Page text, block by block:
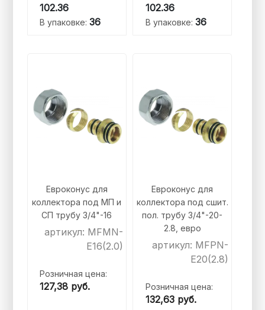
102.36
В упаковке:36
102.36
В упаковке: 36
Евроконус для
коллектора под МП и
СП трубу 3/4"-16
артикул: MFMN-
E16(2.0)
Розничная цена:
127,38 руб.
Евроконус для
коллектора под сшит.
пол. трубу 3/4"-20-
2.8, евро
артикул: MFPN-
E20(2.8)
Розничная цена:
132,63 руб.